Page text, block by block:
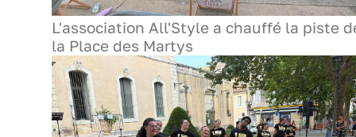
L'association All'Style a chauffé la piste
la Place des Martys